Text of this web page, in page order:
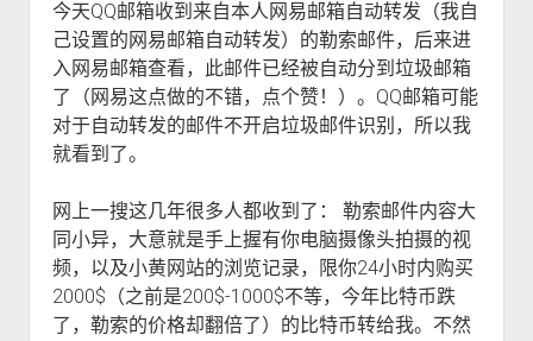
o
w
n
m
e
n
p
d
o
w
n
m
Python r
o
p
d
o
w
n
u
Win10
手机
wordpress
n
d
r
o
p
d
o
m
e
n
u
更新日志
留言板
友情链接
365搜索
登录
今天QQ邮箱收到来自本人网易邮箱自动转发（我自
己设置的网易邮箱自动转发）的勒索邮件，后来进
入网易邮箱查看，此邮件已经被自动分到垃圾邮箱
了（网易这点做的不错，点个赞！）。QQ邮箱可能
对于自动转发的邮件不开启垃圾邮件识别，所以我
就看到了。
网上一搜这几年很多人都收到了： 勒索邮件内容大
同小异，大意就是手上握有你电脑摄像头拍摄的视
频，以及小黄网站的浏览记录，限你24小时内购买
2000$（之前是200$-1000$不等，今年比特币跌
了，勒索的价格却翻倍了）的比特币转给我。不然